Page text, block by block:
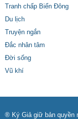
Tranh chấp Biển Đông
Du lịch
Truyện ngắn
Đắc nhân tâm
Đời sống
Vũ khí
® Ký Giả giữ bản quyền